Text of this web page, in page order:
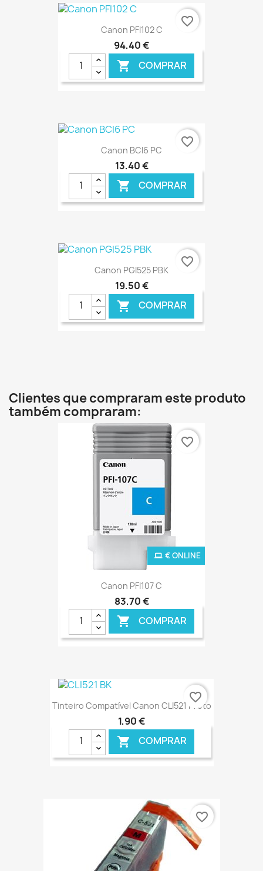
Canon PFI102 C
94,40 €
 COMPRAR
€ ONLINE
favorite_border
Canon BCI6 PC
13,40 €
 COMPRAR
€ ONLINE
favorite_border
Canon PGI525 PBK
19,50 €
 COMPRAR
favorite_border
Clientes que compraram este produto
também compraram:
Canon PFI107 C
83,70 €
 COMPRAR
€ ONLINE
favorite_border
Tinteiro Compatível Canon CLI521 Preto
1,90 €
 COMPRAR
€ ONLINE
favorite_border
favorite_border